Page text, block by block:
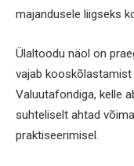
majandusele liigseks
Ülaltoodu näol on
vajab kooskõlastamist
Valuutafondiga, kelle
suhteliselt ahtad
praktiseerimisel.